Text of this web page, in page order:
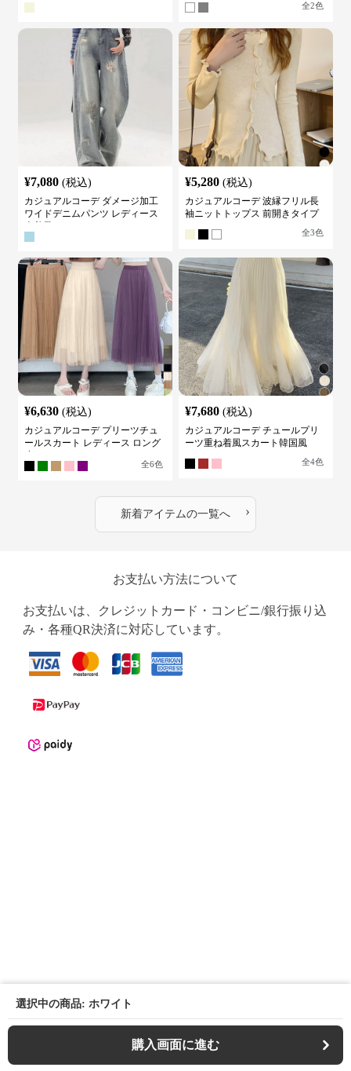
選択中の商品: ホワイト
購入画面に進む
全2色
¥7,080 (税込)
カジュアルコーデ ダメージ加工
ワイドデニムパンツ レディース
¥5,280 (税込)
カジュアルコーデ 波縁フリル長
袖ニットトップス 前開きタイプ
全3色
¥6,630 (税込)
カジュアルコーデ プリーツチュ
ールスカート レディース ロング
全6色
¥7,680 (税込)
カジュアルコーデ チュールプリ
ーツ重ね着風スカート韓国風
全4色
新着アイテムの一覧へ ›
お支払い方法について
お支払いは、クレジットカード・コンビニ/銀行振り込
み・各種QR決済に対応しています。